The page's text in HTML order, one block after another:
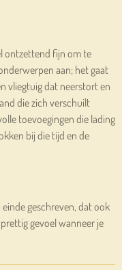
ontzettend fijn om te
aan; het gaat
vliegtuig dat neerstort en
die zich verschuilt
toevoegingen die lading
bij die tijd en de
geschreven, dat ook
gevoel wanneer je